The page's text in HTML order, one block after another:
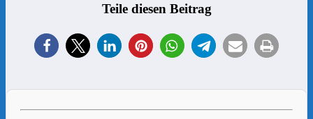
Teile diesen Beitrag
1